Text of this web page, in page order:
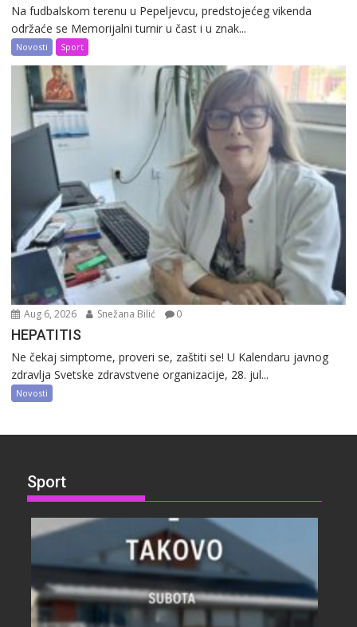
Na fudbalskom terenu u Pepeljevcu, predstojećeg vikenda
održaće se Memorijalni turnir u čast i u znak...
Novosti Sport
Aug 6, 2026 Snežana Bilić 0
HEPATITIS
Ne čekaj simptome, proveri se, zaštiti se! U Kalendaru javnog
zdravlja Svetske zdravstvene organizacije, 28. jul...
Novosti
Sport